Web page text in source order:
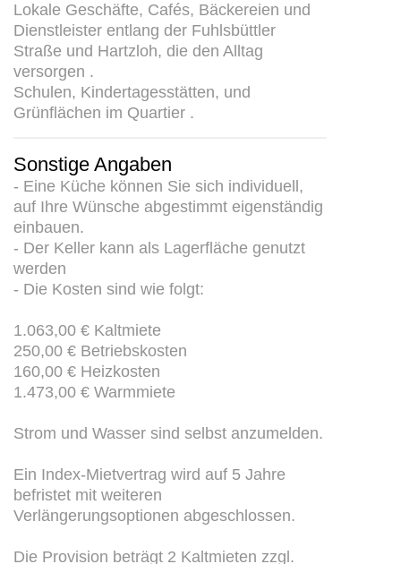
Lokale Geschäfte, Cafés, Bäckereien und
Dienstleister entlang der Fuhlsbüttler
Straße und Hartzloh, die den Alltag
versorgen .
Schulen, Kindertagesstätten, und
Grünflächen im Quartier .
Sonstige Angaben
- Eine Küche können Sie sich individuell,
auf Ihre Wünsche abgestimmt eigenständig
einbauen.
- Der Keller kann als Lagerfläche genutzt
werden
- Die Kosten sind wie folgt:
1.063,00 € Kaltmiete
250,00 € Betriebskosten
160,00 € Heizkosten
1.473,00 € Warmmiete
Strom und Wasser sind selbst anzumelden.
Ein Index-Mietvertrag wird auf 5 Jahre
befristet mit weiteren
Verlängerungsoptionen abgeschlossen.
Die Provision beträgt 2 Kaltmieten zzgl.